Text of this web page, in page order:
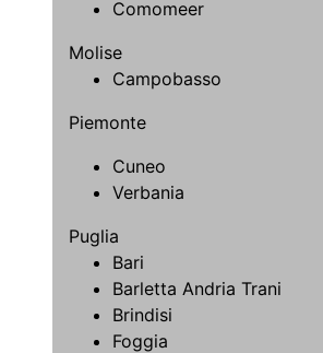
Comomeer
Molise
Campobasso
Piemonte
Cuneo
Verbania
Puglia
Bari
Barletta Andria Trani
Brindisi
Foggia